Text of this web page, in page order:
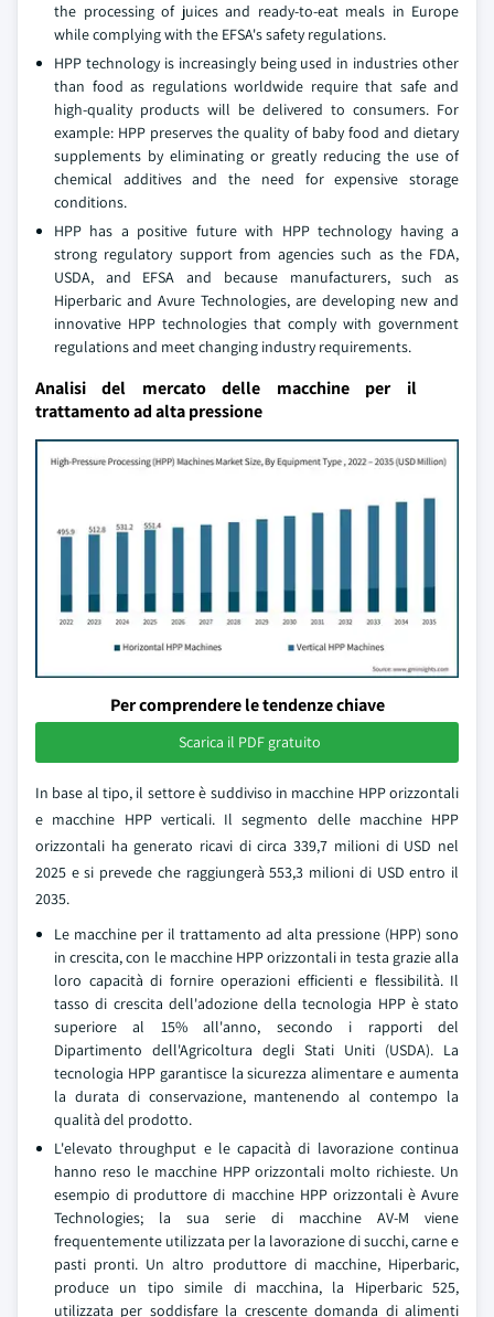
the processing of juices and ready-to-eat meals in Europe
while complying with the EFSA's safety regulations.
HPP technology is increasingly being used in industries other
than food as regulations worldwide require that safe and
high-quality products will be delivered to consumers. For
example: HPP preserves the quality of baby food and dietary
supplements by eliminating or greatly reducing the use of
chemical additives and the need for expensive storage
conditions.
HPP has a positive future with HPP technology having a
strong regulatory support from agencies such as the FDA,
USDA, and EFSA and because manufacturers, such as
Hiperbaric and Avure Technologies, are developing new and
innovative HPP technologies that comply with government
regulations and meet changing industry requirements.
Analisi del mercato delle macchine per il
trattamento ad alta pressione
Per comprendere le tendenze chiave
Scarica il PDF gratuito
In base al tipo, il settore è suddiviso in macchine HPP orizzontali
e macchine HPP verticali. Il segmento delle macchine HPP
orizzontali ha generato ricavi di circa 339,7 milioni di USD nel
2025 e si prevede che raggiungerà 553,3 milioni di USD entro il
2035.
Le macchine per il trattamento ad alta pressione (HPP) sono
in crescita, con le macchine HPP orizzontali in testa grazie alla
loro capacità di fornire operazioni efficienti e flessibilità. Il
tasso di crescita dell'adozione della tecnologia HPP è stato
superiore al 15% all'anno, secondo i rapporti del
Dipartimento dell'Agricoltura degli Stati Uniti (USDA). La
tecnologia HPP garantisce la sicurezza alimentare e aumenta
la durata di conservazione, mantenendo al contempo la
qualità del prodotto.
L'elevato throughput e le capacità di lavorazione continua
hanno reso le macchine HPP orizzontali molto richieste. Un
esempio di produttore di macchine HPP orizzontali è Avure
Technologies; la sua serie di macchine AV-M viene
frequentemente utilizzata per la lavorazione di succhi, carne e
pasti pronti. Un altro produttore di macchine, Hiperbaric,
produce un tipo simile di macchina, la Hiperbaric 525,
utilizzata per soddisfare la crescente domanda di alimenti